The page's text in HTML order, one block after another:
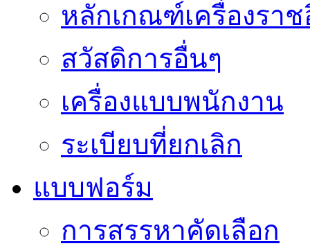
หลักเกณฑ์เครื่องรา
สวัสดิการอื่นๆ
เครื่องแบบพนักงาน
ระเบียบที่ยกเลิก
แบบฟอร์ม
การสรรหาคัดเลือก